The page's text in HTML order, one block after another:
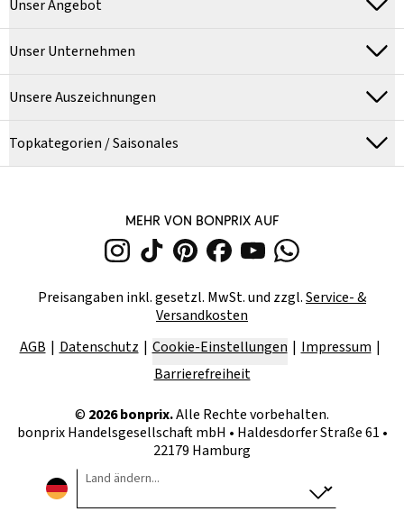
Unser Angebot
Unser Unternehmen
Unsere Auszeichnungen
Topkategorien / Saisonales
MEHR VON BONPRIX AUF
Preisangaben inkl. gesetzl. MwSt. und zzgl.Service- &
Versandkosten
AGB
Datenschutz Cookie-Einstellungen
Impressum
Barrierefreiheit
© 2026bonprix.Alle Rechte vorbehalten.
bonprix Handelsgesellschaft mbH • Haldesdorfer Straße 61 •
22179 Hamburg
Land ändern...